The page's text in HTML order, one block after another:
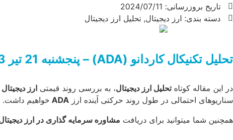
تاریخ بروزرسانی: 2024/07/11
دسته بندی: ارز دیجیتال, تحلیل ارز دیجیتال
تحلیل تکنیکال کاردانو (ADA) – پنجشنبه 21 تیر 1403
در این مقاله کوتاهتحلیل ارز دیجیتال، به بررسی روند قیمتی ارز دیجیتال
سناریوهای احتمالی در طول روند حرکتی آینده ارز ADA خواهیم داشت.
همچنین شما میتوانید برای دریافت مشاوره سرمایه گذاری در ارز